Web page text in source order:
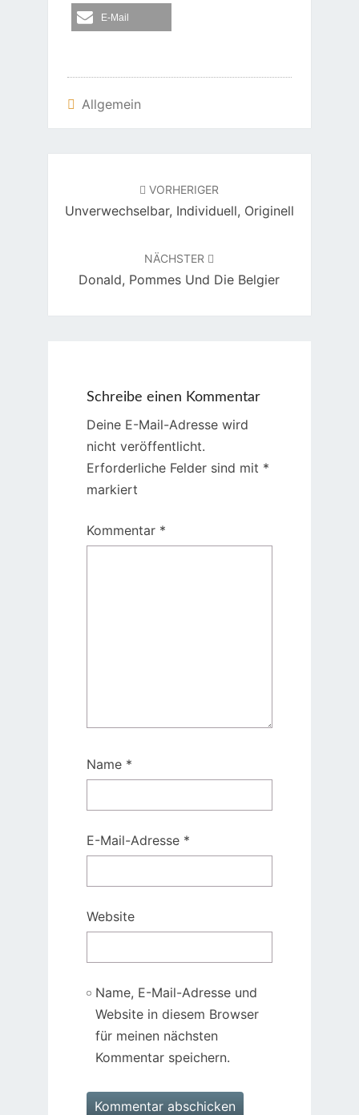
E-Mail
Allgemein
VORHERIGER
Unverwechselbar, Individuell, Originell
NÄCHSTER
Donald, Pommes Und Die Belgier
Schreibe einen Kommentar
Deine E-Mail-Adresse wird
nicht veröffentlicht.
Erforderliche Felder sind mit *
markiert
Kommentar *
Name *
E-Mail-Adresse *
Website
Name, E-Mail-Adresse und
Website in diesem Browser
für meinen nächsten
Kommentar speichern.